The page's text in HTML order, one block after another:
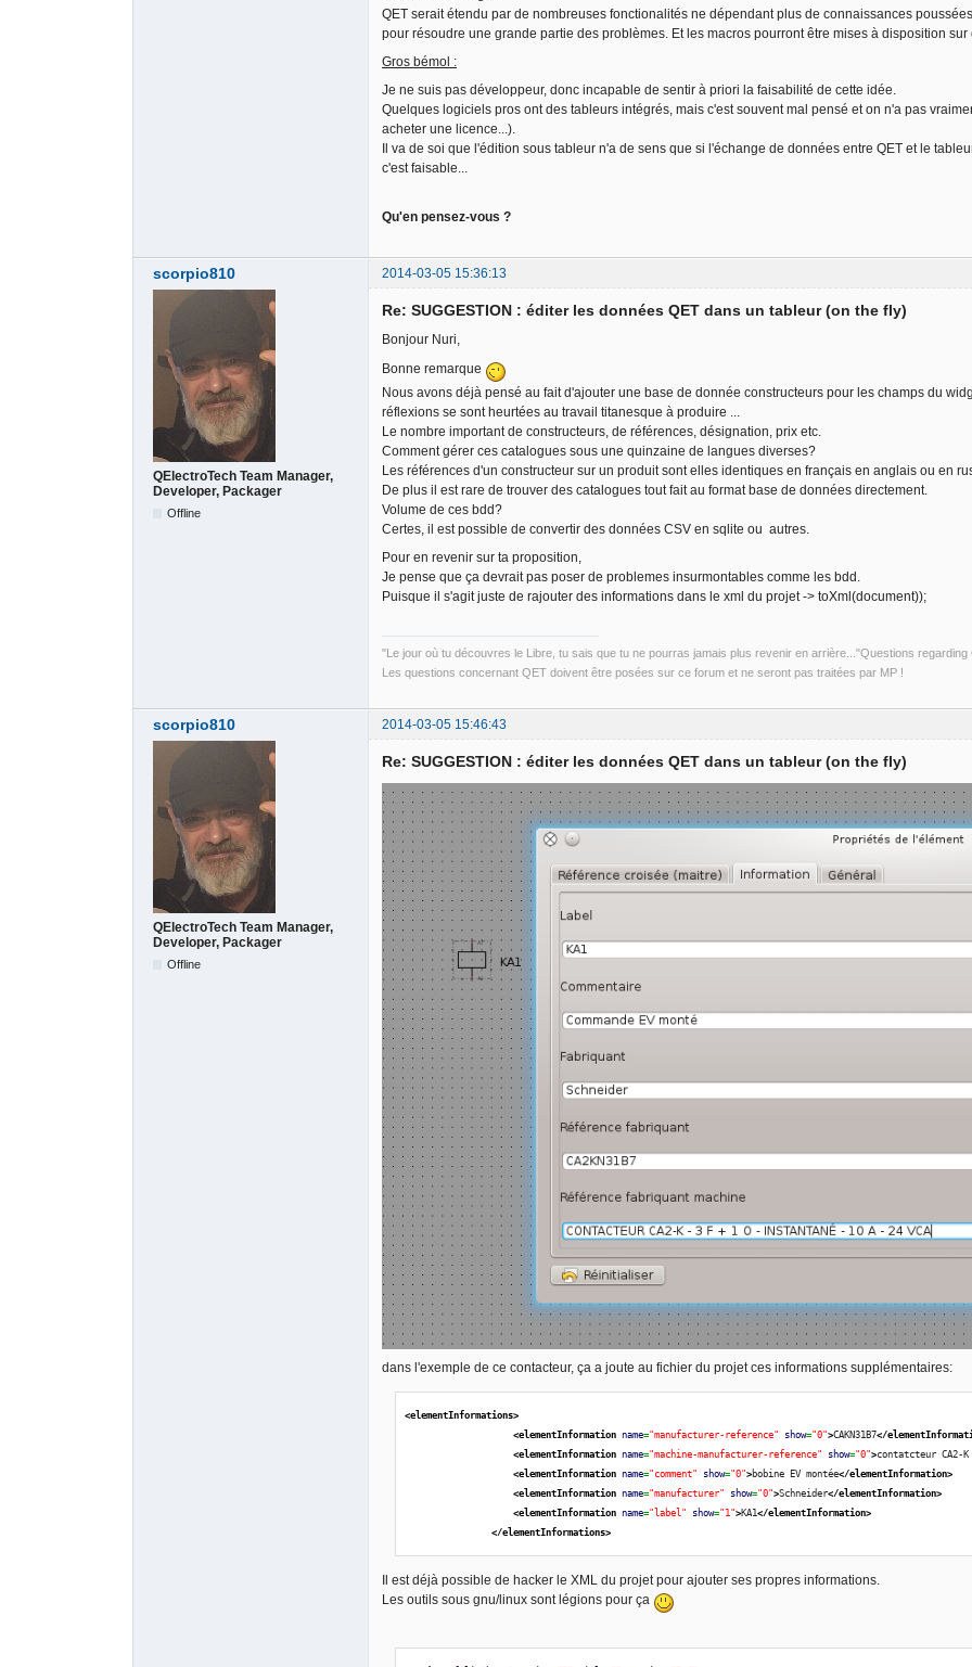
QET serait étendu par de nombreuses fonctionalités ne dépendant plus de connaissances
pour résoudre une grande partie des problèmes. Et les macros pourront être mises à disposition
Gros bémol :
Je ne suis pas développeur, donc incapable de sentir à priori la faisabilité de cette idée.
Quelques logiciels pros ont des tableurs intégrés, mais c'est souvent mal pensé et on n'a pas
acheter une licence...).
Il va de soi que l'édition sous tableur n'a de sens que si l'échange de données entre QET et le
c'est faisable...
Qu'en pensez-vous ?
scorpio810 2014-03-05 15:36:13
QElectroTech Team Manager,
Developer, Packager
Offline
Re: SUGGESTION : éditer les données QET dans un tableur (on the fly)
Bonjour Nuri,
Bonne remarque
Nous avons déjà pensé au fait d'ajouter une base de donnée constructeurs pour les champs du
réflexions se sont heurtées au travail titanesque à produire ...
Le nombre important de constructeurs, de références, désignation, prix etc.
Comment gérer ces catalogues sous une quinzaine de langues diverses?
Les références d'un constructeur sur un produit sont elles identiques en français en anglais ou en
De plus il est rare de trouver des catalogues tout fait au format base de données directement.
Volume de ces bdd?
Certes, il est possible de convertir des données CSV en sqlite ou autres.
Pour en revenir sur ta proposition,
Je pense que ça devrait pas poser de problemes insurmontables comme les bdd.
Puisque il s'agit juste de rajouter des informations dans le xml du projet -> toXml(document));
"Le jour où tu découvres le Libre, tu sais que tu ne pourras jamais plus revenir en arrière..."Questions
Les questions concernant QET doivent être posées sur ce forum et ne seront pas traitées par MP !
scorpio810 2014-03-05 15:46:43
QElectroTech Team Manager,
Developer, Packager
Offline
Re: SUGGESTION : éditer les données QET dans un tableur (on the fly)
dans l'exemple de ce contacteur, ça a joute au fichier du projet ces informations supplémentaires:
<elementInformations>
<elementInformation name="manufacturer-reference" show="0">CAKN31B7</
<elementInformation name="machine-manufacturer-reference" show="0">contatcteur CA2-K
<elementInformation name="comment" show="0">bobine EV montée</elementInformation>
<elementInformation name="manufacturer" show="0">Schneider</elementInformation>
<elementInformation name="label" show="1">KA1</elementInformation>
</elementInformations>
Il est déjà possible de hacker le XML du projet pour ajouter ses propres informations.
Les outils sous gnu/linux sont légions pour ça